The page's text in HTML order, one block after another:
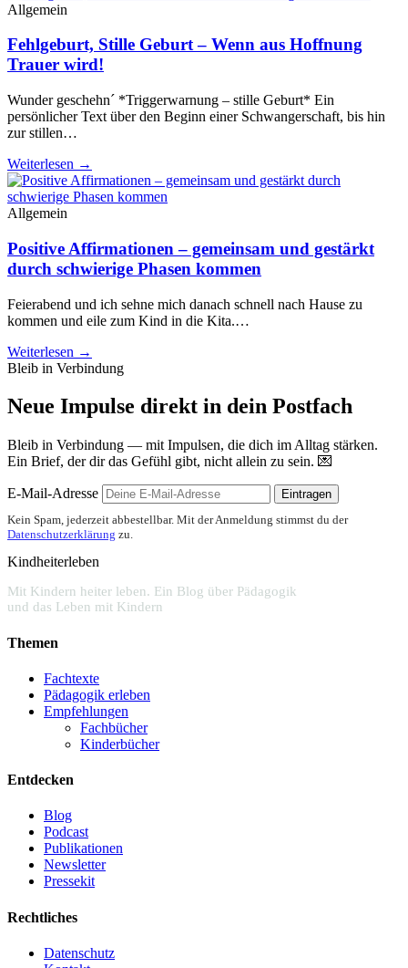
Allgemein
Fehlgeburt, Stille Geburt – Wenn aus Hoffnung
Trauer wird!
Wunder geschehn´ *Triggerwarnung – stille Geburt* Ein
persönlicher Text über den Beginn einer Schwangerschaft, bis hin
zur stillen…
Weiterlesen →
Allgemein
Positive Affirmationen – gemeinsam und gestärkt
durch schwierige Phasen kommen
Feierabend und ich sehne mich danach schnell nach Hause zu
kommen und eile zum Kind in die Kita.…
Weiterlesen →
Bleib in Verbindung
Neue Impulse direkt in dein Postfach
Bleib in Verbindung — mit Impulsen, die dich im Alltag stärken.
Ein Brief, der dir das Gefühl gibt, nicht allein zu sein. 💌
E-Mail-Adresse
Eintragen
Kein Spam, jederzeit abbestellbar. Mit der Anmeldung stimmst du der
Datenschutzerklärung zu.
Kindheiterleben
Mit Kindern heiter leben. Ein Blog über Pädagogik
und das Leben mit Kindern
Themen
Fachtexte
Pädagogik erleben
Empfehlungen
Fachbücher
Kinderbücher
Entdecken
Blog
Podcast
Publikationen
Newsletter
Pressekit
Rechtliches
Datenschutz